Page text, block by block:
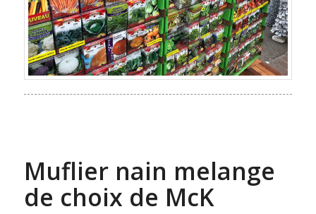
Muflier nain melange
de choix de McK